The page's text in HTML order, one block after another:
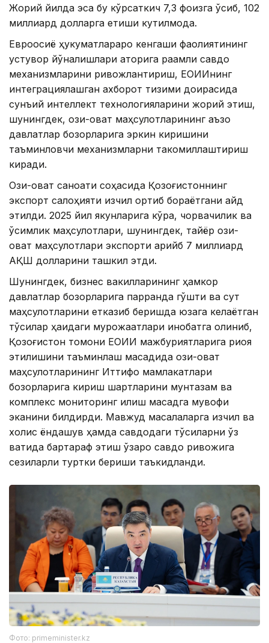
Жорий йилда эса бу кўрсаткич 7,3 фоизга ўсиб, 102
миллиард долларга етиши кутилмоқда.
Евроосиё ҳукуматлараро кенгаши фаолиятининг
устувор йўналишлари қаторига рақамли савдо
механизмларини ривожлантириш, ЕОИИнинг
интеграциялашган ахборот тизими доирасида
сунъий интеллект технологияларини жорий этиш,
шунингдек, озиқ-овқат маҳсулотларининг аъзо
давлатлар бозорларига эркин киришини
таъминловчи механизмларни такомиллаштириш
киради.
Озиқ-овқат саноати соҳасида Қозоғистоннинг
экспорт салоҳияти изчил ортиб бораётгани қайд
этилди. 2025 йил якунларига кўра, чорвачилик ва
ўсимлик маҳсулотлари, шунингдек, тайёр озиқ-
овқат маҳсулотлари экспорти қарийб 7 миллиард
АҚШ долларини ташкил этди.
Шунингдек, бизнес вакилларининг ҳамкор
давлатлар бозорларига парранда гўшти ва сут
маҳсулотларини етказиб беришда юзага келаётган
тўсиқлар ҳақидаги мурожаатлари инобатга олиниб,
Қозоғистон томони ЕОИИ мажбуриятларига риоя
этилишини таъминлаш мақсадида озиқ-овқат
маҳсулотларининг Иттифоқ мамлакатлари
бозорларига кириш шартларини мунтазам ва
комплекс мониторинг қилиш мақсадга мувофиқ
эканини билдирди. Мавжуд масалаларга изчил ва
холис ёндашув ҳамда савдодаги тўсиқларни ўз
вақтида бартараф этиш ўзаро савдо ривожига
сезиларли туртки бериши таъкидланди.
Фото: primeminister.kz